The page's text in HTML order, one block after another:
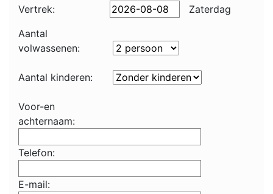
Vertrek:
Zaterdag
Aantal
volwassenen:
Aantal kinderen:
Voor-en
achternaam:
Telefon:
E-mail: